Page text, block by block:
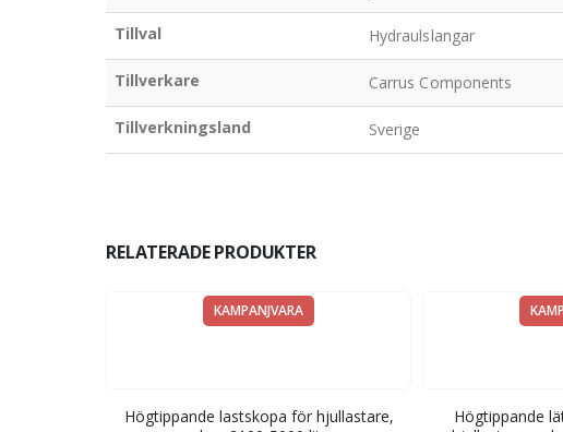
Tillval Hydraulslangar
Tillverkare Carrus Components
Tillverkningsland Sverige
RELATERADE PRODUKTER
KAMPANJVARA
Högtippande lastskopa för hjullastare,
Högtippande